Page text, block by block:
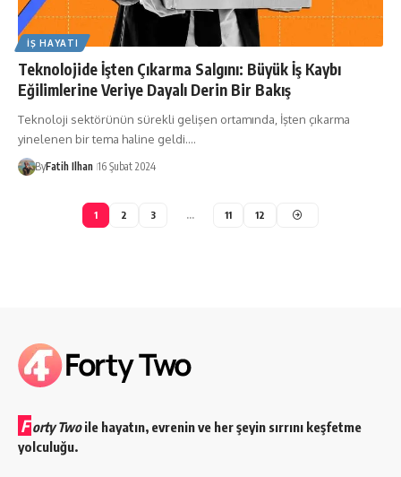
İŞ HAYATI
Teknolojide İşten Çıkarma Salgını: Büyük İş Kaybı
Eğilimlerine Veriye Dayalı Derin Bir Bakış
Teknoloji sektörünün sürekli gelişen ortamında, İşten çıkarma
yinelenen bir tema haline geldi.…
ByFatih Ilhan 16 Şubat 2024
1 2 3 … 11 12
F orty Twoile hayatın, evrenin ve her şeyin sırrını keşfetme
yolculuğu.